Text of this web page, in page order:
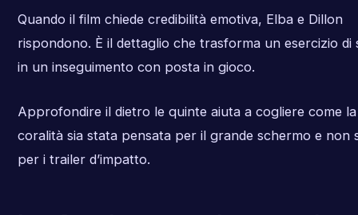
Quando il film chiede credibilità emotiva, Elba e Dillon
rispondono. È il dettaglio che trasforma un esercizio di
in un inseguimento con posta in gioco.
Approfondire il dietro le quinte aiuta a cogliere come la
coralità sia stata pensata per il grande schermo e non
per i trailer d’impatto.